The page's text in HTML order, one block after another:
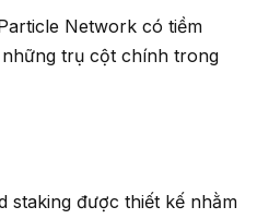
Network có tiềm
trụ cột chính trong
staking được thiết kế nhằm